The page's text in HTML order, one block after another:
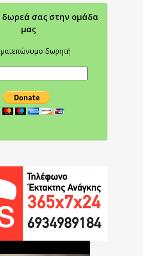
δωρεά σας στην oμάδα
μας
δωρητή